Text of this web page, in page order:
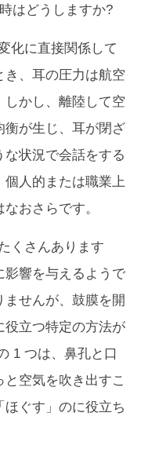
はどうしますか?
化に直接関係して
き、耳の圧力は航空
かし、離陸して空
衡が生じ、耳が閉ざ
状況で会話をする
個人的または職業上
おさらです。
くさんあります
影響を与えるようで
せんが、鼓膜を開
役立つ特定の方法が
1 つは、鼻孔と口
空気を吹き出すこ
ほぐす」のに役立ち